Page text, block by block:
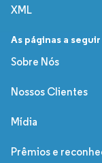
XML
As páginas a
Sobre Nós
Nossos Clientes
Mídia
Prêmios e